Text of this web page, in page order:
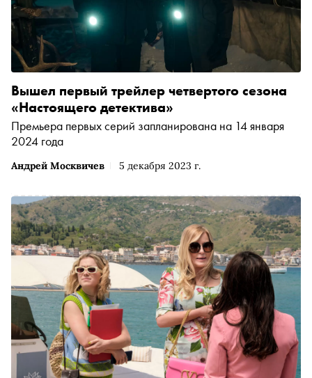
Андрей Москвичев 5 декабря 2023 г.
Вышел первый трейлер четвертого сезона
«Настоящего детектива»
Премьера первых серий запланирована на 14 января
2024 года